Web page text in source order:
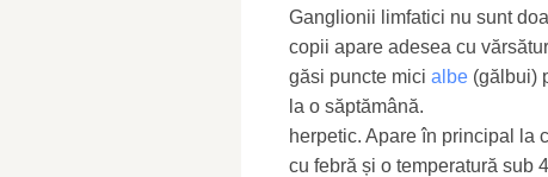
Ganglionii limfatici nu sunt
copii apare adesea cu
găsi puncte mici albe (gălbui)
la o săptămână.
herpetic. Apare în principal la
cu febră și o temperatură sub